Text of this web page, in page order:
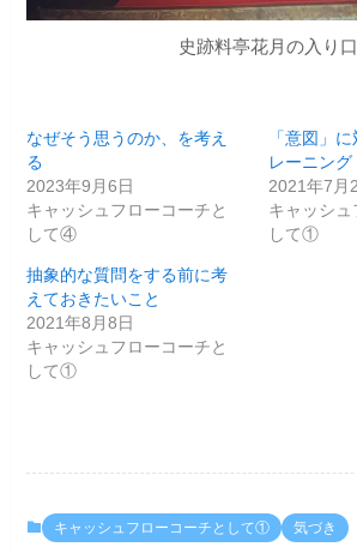
史跡料亭花月の入り口
なぜそう思うのか、を考え
る
2023年9月6日
キャッシュフローコーチと
して④
「意図」
レーニング
2021年7月
キャッシュ
して①
抽象的な質問をする前に考
えておきたいこと
2021年8月8日
キャッシュフローコーチと
して①
キャッシュフローコーチとして① 気づき